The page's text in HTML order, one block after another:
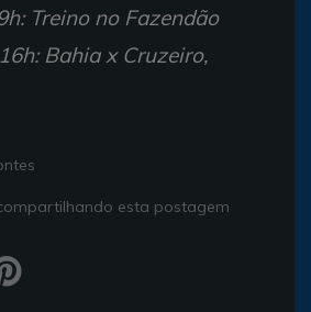
Treino no Fazendão
Bahia x Cruzeiro,
esta postagem